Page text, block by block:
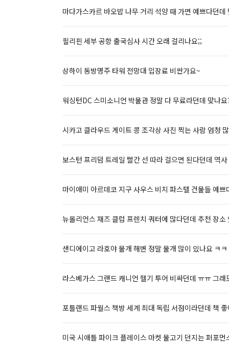
마다가스카르 바오밥 나무 거리 석양 때 가면 예쁘다던데
필리핀 세부 공항 출국심사 시간 오래 걸리나요;;
상하이 동방명주 타워 전망대 입장료 비싼가요~
워싱턴DC 스미소니언 박물관 정말 다 무료라던데 맞나
시카고 클라우드 게이트 콩 조각상 사진 찍는 사람 엄청
보스턴 프리덤 트레일 빨간 선 따라 걸으면 된다던데 역
마이애미 아르데코 지구 사우스 비치 파스텔 건물들 예
뉴올리언스 재즈 클럽 프렌치 쿼터에 많다던데 추천 장
샌디에이고 라호야 물개 해변 정말 물개 많이 있나요 ㅋ
라스베가스 그랜드 캐니언 헬기 투어 비싸던데 ㅠㅠ 그
포틀랜드 파월스 책방 세계 최대 독립 서점이라던데 책
미국 시애틀 파이크 플레이스 마켓 물고기 던지는 퍼포